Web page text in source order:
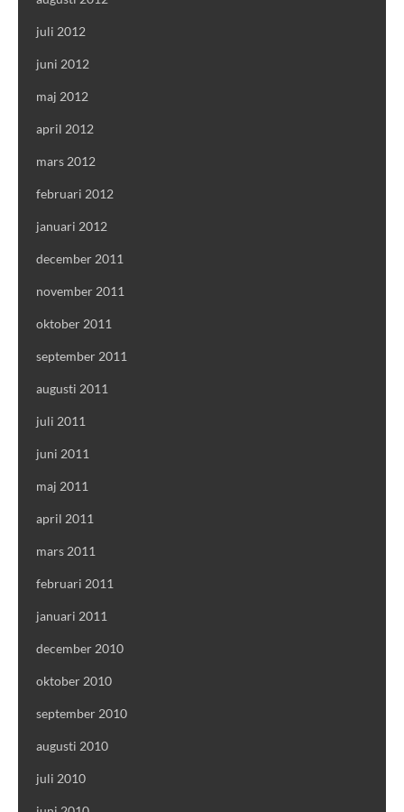
juli 2012
juni 2012
maj 2012
april 2012
mars 2012
februari 2012
januari 2012
december 2011
november 2011
oktober 2011
september 2011
augusti 2011
juli 2011
juni 2011
maj 2011
april 2011
mars 2011
februari 2011
januari 2011
december 2010
oktober 2010
september 2010
augusti 2010
juli 2010